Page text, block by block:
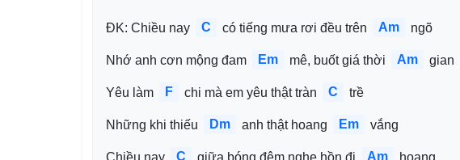
ĐK: Chiều nay C có tiếng mưa rơi đều trên Am ngõ
Nhớ anh cơn mộng đam Em mê, buốt giá thời Am gian
Yêu làm F chi mà em yêu thật tràn C trề
Những khi thiếu Dm anh thật hoang Em vắng
Chiều nay C giữa bóng đêm nghe hồn đi Am hoang